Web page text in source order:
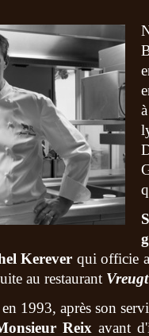
Kerever qui officie
au restaurant Vreugt
1993, après son
Reix avant